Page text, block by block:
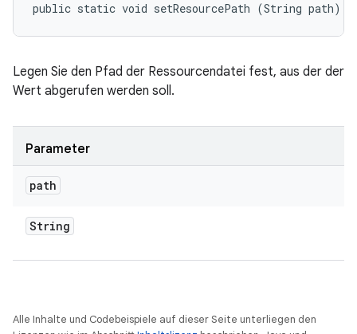
public static void setResourcePath (String path)
Legen Sie den Pfad der Ressourcendatei fest, aus der der
Wert abgerufen werden soll.
Parameter
path
String
Alle Inhalte und Codebeispiele auf dieser Seite unterliegen den